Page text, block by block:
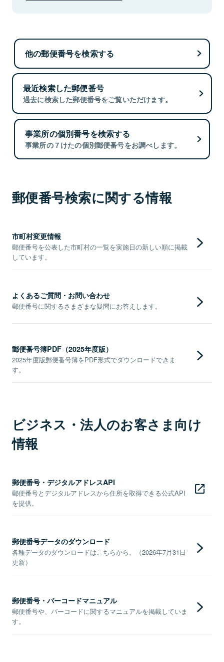
他の郵便番号を検索する
最近検索した郵便番号
過去に検索した郵便番号をご覧いただけます。
事業所の個別番号を検索する
事業所の７けたの個別郵便番号をお調べします。
郵便番号検索に関する情報
市町村変更情報
郵便番号を公表した市町村の一覧を実施日の新しい順に掲載
しています。
よくあるご質問・お問い合わせ
郵便番号に関するさまざまな疑問にお答えします。
郵便番号簿PDF（2025年度版）
2025年度版郵便番号簿をPDF形式でダウンロードできま
す。
ビジネス・法人のお客さま向け
情報
郵便番号・デジタルアドレスAPI
郵便番号とデジタルアドレスから住所を取得できる公式API
を提供。
郵便番号データのダウンロード
各種データのダウンロードはこちらから。（2026年7月31日
更新）
郵便番号・バーコードマニュアル
郵便番号や、バーコードに関するマニュアルを掲載していま
す。